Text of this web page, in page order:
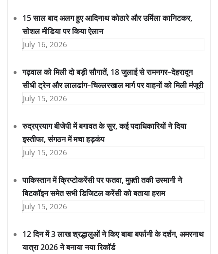
15 साल बाद अलग हुए आदिनाथ कोठारे और उर्मिला कानिटकर,
सोशल मीडिया पर किया ऐलान
July 16, 2026
गढ़वाल को मिली दो बड़ी सौगातें, 18 जुलाई से रामनगर–देहरादून
सीधी ट्रेन और लालढांग–चिल्लरखाल मार्ग पर वाहनों को मिली मंजूरी
July 15, 2026
रुद्रप्रयाग बीजेपी में बगावत के सुर, कई पदाधिकारियों ने दिया
इस्तीफा, संगठन में मचा हड़कंप
July 15, 2026
पाकिस्तान में क्रिप्टोकरेंसी पर फतवा, मुफ़्ती तकी उस्मानी ने
बिटकॉइन समेत सभी डिजिटल करेंसी को बताया हराम
July 15, 2026
12 दिन में 3 लाख श्रद्धालुओं ने किए बाबा बर्फानी के दर्शन, अमरनाथ
यात्रा 2026 ने बनाया नया रिकॉर्ड